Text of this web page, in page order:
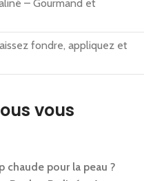
– Gourmand et
fondre, appliquez et
vous
chaude pour la peau ?